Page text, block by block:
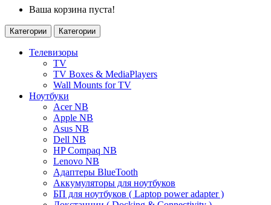
Ваша корзина пуста!
Категории Категории
Телевизоры
TV
TV Boxes & MediaPlayers
Wall Mounts for TV
Ноутбуки
Acer NB
Apple NB
Asus NB
Dell NB
HP Compaq NB
Lenovo NB
Адаптеры BlueTooth
Аккумуляторы для ноутбуков
БП для ноутбуков ( Laptop power adapter )